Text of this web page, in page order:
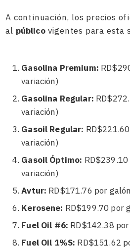
A continuación, los precios
al públicovigentes para esta
Gasolina Premium:
variación)
Gasolina Regular:
variación)
Gasoil Regular:
variación)
Gasoil Óptimo:
variación)
Avtur: RD$171.76 por
Kerosene: RD$199.70 por
Fuel Oil #6: RD$142.38
Fuel Oil 1%S: RD$151.62